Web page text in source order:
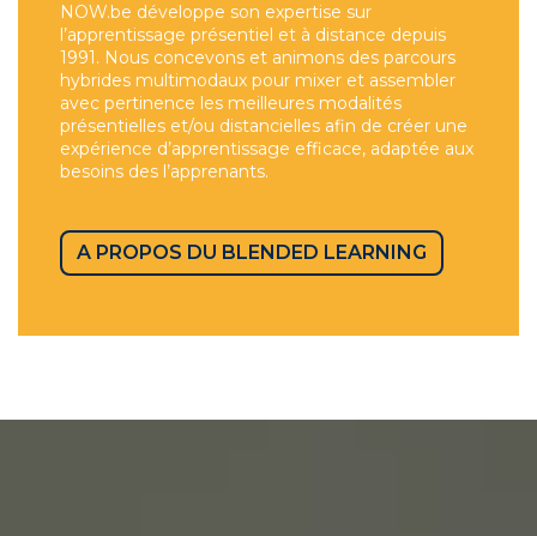
NOW.be développe son expertise sur
l’apprentissage présentiel et à distance depuis
1991. Nous concevons et animons des parcours
hybrides multimodaux pour mixer et assembler
avec pertinence les meilleures modalités
présentielles et/ou distancielles afin de créer une
expérience d’apprentissage efficace, adaptée aux
besoins des l’apprenants.
A PROPOS DU BLENDED LEARNING